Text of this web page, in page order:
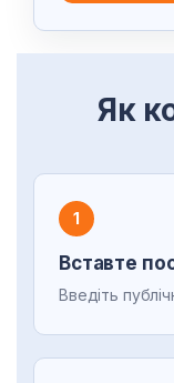
Як
1
Вставте
Введіть